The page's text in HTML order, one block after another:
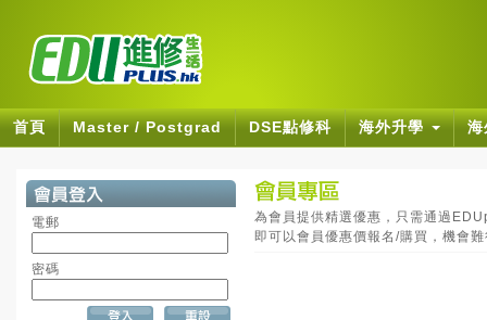
首頁 Master / Postgrad DSE點修科 海外升學
電郵
密碼
為會員提供精選優惠，只需通過
即可以會員優惠價報名/購買，機會